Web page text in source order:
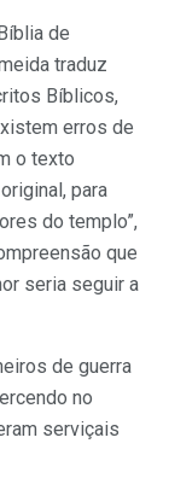
de
traduz
Bíblicos,
erros de
o texto
para
do templo”,
que
seria seguir a
de guerra
no
serviçais